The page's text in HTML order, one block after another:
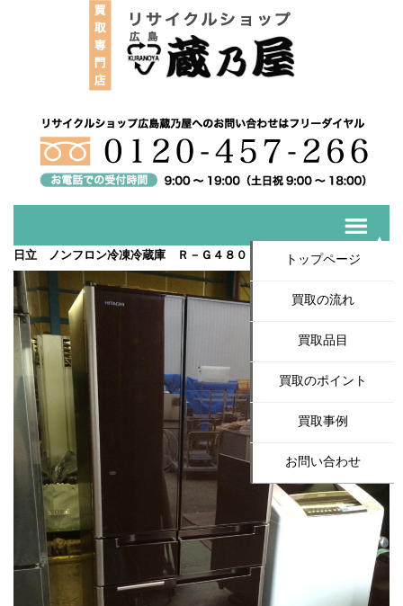
トップページ
買取の流れ
買取品目
買取のポイント
買取事例
お問い合わせ
日立 ノンフロン冷凍冷蔵庫 Ｒ－Ｇ４８００Ｄ入荷いたしました！